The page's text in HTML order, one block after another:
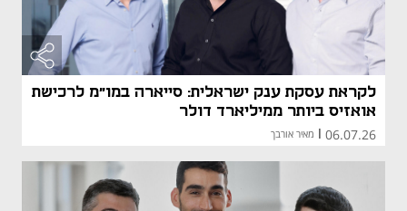
לקראת עסקת ענק ישראלית: סייארה במו"מ לרכישת
אואזיס ביותר ממיליארד דולר
06.07.26 מאיר אורבך